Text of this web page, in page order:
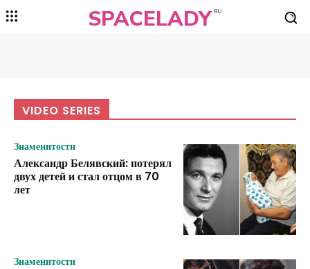
SPACELADY RU
VIDEO SERIES
Знаменитости
Александр Белявский: потерял
двух детей и стал отцом в 70
лет
Знаменитости